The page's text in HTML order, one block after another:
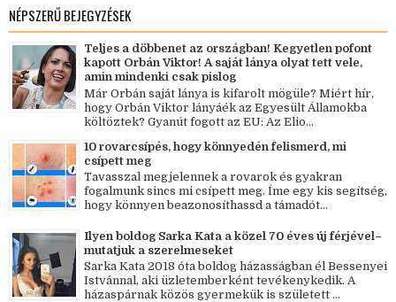
NÉPSZERŰ BEJEGYZÉSEK
Teljes a döbbenet az országban! Kegyetlen pofont
kapott Orbán Viktor! A saját lánya olyat tett vele,
amin mindenki csak pislog
Már Orbán saját lánya is kifarolt mögüle? Miért hír,
hogy Orbán Viktor lányáék az Egyesült Államokba
költöztek? Gyanút fogott az EU: Az Elio...
10 rovarcsípés, hogy könnyedén felismerd, mi
csípett meg
Tavasszal megjelennek a rovarok és gyakran
fogalmunk sincs mi csípett meg. Íme egy kis segítség,
hogy könnyen beazonosíthassd a támadót...
Ilyen boldog Sarka Kata a közel 70 éves új férjével–
mutatjuk a szerelmeseket
Sarka Kata 2018 óta boldog házasságban él Bessenyei
Istvánnal, aki üzletemberként tevékenykedik. A
házaspárnak közös gyermekük is született ...